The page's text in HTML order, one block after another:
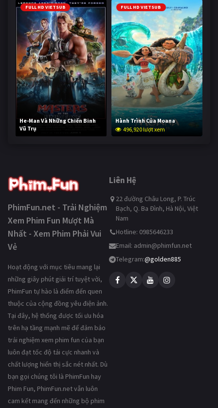
FULL HD VIETSUB
He-Man Và Những Chiến Binh
Vũ Trụ
246,052 lượt xem
FULL HD VIETSUB
Hành Trình Của Moana
496,920 lượt xem
PhimFun.net - Trải Nghiệm
Xem Phim Fun Mượt Mà
Nhất - Xem Phim Phải Vui
Vẻ
Hoạt động với mục tiêu mang lại
những giây phút giải trí tuyệt vời,
PhimFun tự hào là điểm đến quen
thuộc của cộng đồng yêu điện ảnh.
Tại đây, hệ thống được tối ưu hóa
trên hạ tầng mạnh mẽ để đảm bảo
trải nghiệm xem phim fun của bạn
luôn đạt tốc độ tải cực nhanh và
chất lượng hiển thị sắc nét nhất. Dù
bạn gọi chúng tôi là PhimFun hay
Phim Fun, PhimFun.net vẫn luôn
cam kết mang đến những bộ phim
Liên Hệ
22 đường Châu Long, P. Trúc
Bạch, Q. Ba Đình, Hà Nội, Việt
Nam
Hotline: 0985646233
Email: admin@phimfun.net
Telegram:@golden885